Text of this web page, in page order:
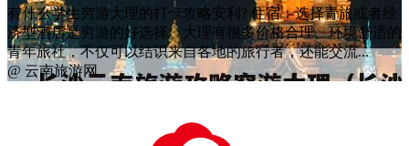
有什么学生穷游大理的打卡攻略安利? 住宿：选择青旅或者经
济型酒店是穷游的好选择。大理有很多价格合理、环境舒适的
青年旅社，不仅可以结识来自各地的旅行者，还能交流...
@ 云南旅游网